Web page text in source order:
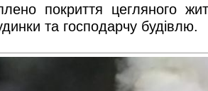
покриття цегляного
та господарчу будівлю.